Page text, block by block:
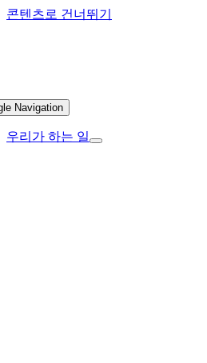
콘텐츠로 건너뛰기
Navigation
우리가 하는 일